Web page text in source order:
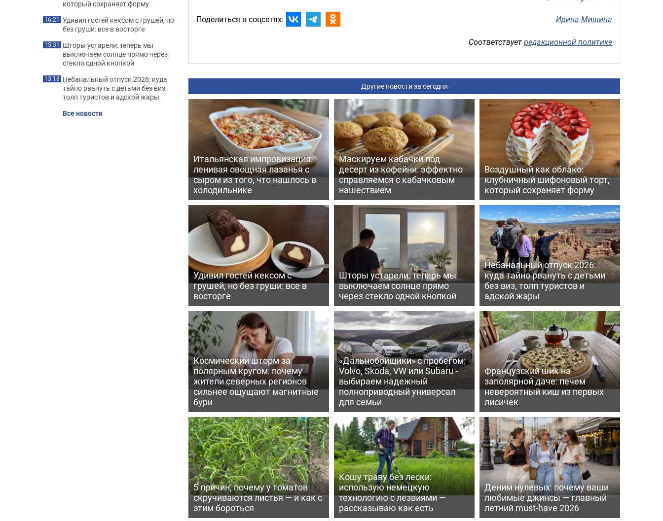
Поделиться в соцсетях: Ирина Мишина
Соответствуетредакционной политике
Другие новости за сегодня
Итальянская импровизация:
ленивая овощная лазанья с
сыром из того, что нашлось в
холодильнике
Маскируем кабачки под
десерт из кофейни: эффектно
справляемся с кабачковым
нашествием
Воздушный как облако:
клубничный шифоновый торт,
который сохраняет форму
Удивил гостей кексом с
грушей, но без груши: все в
восторге
Шторы устарели: теперь мы
выключаем солнце прямо
через стекло одной кнопкой
Небанальный отпуск 2026:
куда тайно рвануть с детьми
без виз, толп туристов и
адской жары
Космический шторм за
полярным кругом: почему
жители северных регионов
сильнее ощущают магнитные
бури
«Дальнобойщики» с пробегом:
Volvo, Skoda, VW или Subaru -
выбираем надежный
полноприводный универсал
для семьи
Французский шик на
заполярной даче: печем
невероятный киш из первых
лисичек
5 причин, почему у томатов
скручиваются листья — и как с
этим бороться
Кошу траву без лески:
использую немецкую
технологию с лезвиями —
рассказываю как есть
Деним нулевых: почему ваши
любимые джинсы — главный
летний must-have 2026
который сохраняет форму
16:21 Удивил гостей кексом с грушей, но
без груши: все в восторге
15:31 Шторы устарели: теперь мы
выключаем солнце прямо через
стекло одной кнопкой
13:18 Небанальный отпуск 2026: куда
тайно рвануть с детьми без виз,
толп туристов и адской жары
Все новости